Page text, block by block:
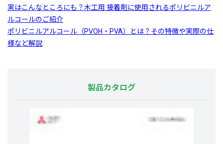
実はこんなところにも？木工用 接着剤に使用されるポリビニルア
ルコールのご紹介
ポリビニルアルコール（PVOH・PVA）とは？その特徴や実際の仕
様など解説
製品カタログ